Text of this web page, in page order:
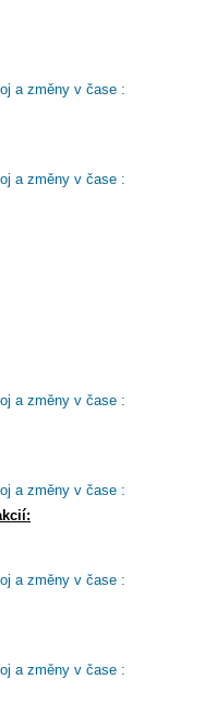
a změny v čase :
a změny v čase :
a změny v čase :
a změny v čase :
a změny v čase :
a změny v čase :